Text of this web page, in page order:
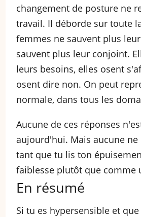
changement de posture ne
travail. Il déborde sur toute
femmes ne sauvent plus
sauvent plus leur conjoint.
leurs besoins, elles osent
osent dire non. On peut
normale, dans tous les
Aucune de ces réponses
aujourd'hui. Mais aucune
tant que tu lis ton
faiblesse plutôt que comme
En résumé
Si tu es hypersensible et